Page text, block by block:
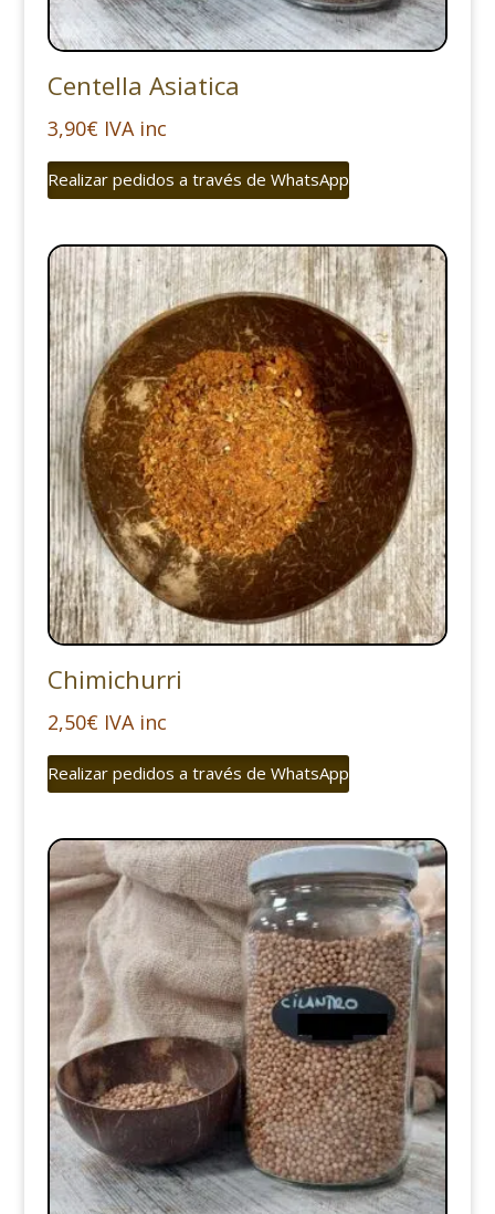
Centella Asiatica
3,90€ IVA inc
Realizar pedidos a través de WhatsApp
Chimichurri
2,50€ IVA inc
Realizar pedidos a través de WhatsApp